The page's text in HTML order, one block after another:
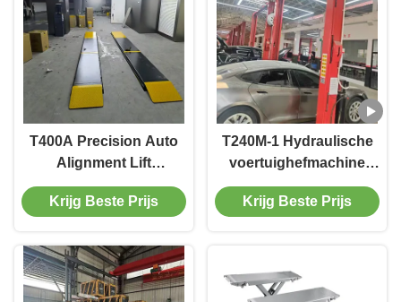
T400A Precision Auto
Alignment Lift
380V/220V met laag
profielontwerp
Krijg Beste Prijs
T240M-1 Hydraulische
voertuighefmachine
8800lbs met
geavanceerde
Krijg Beste Prijs